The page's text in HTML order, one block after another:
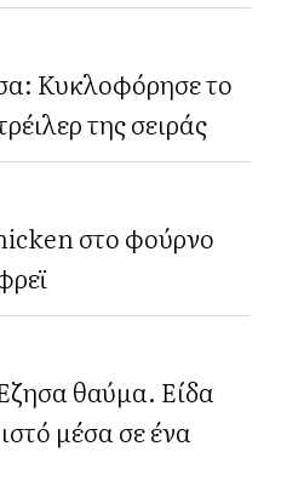
Κυκλοφόρησε το
της σειράς
στο φούρνο
θαύμα. Είδα
μέσα σε ένα